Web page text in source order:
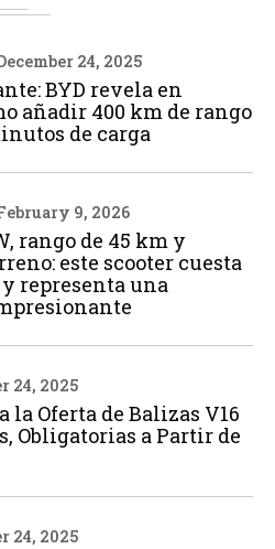
24, 2025
BYD revela en
añadir 400 km de rango
de carga
9, 2026
rango de 45 km y
este scooter cuesta
y representa una
24, 2025
la Oferta de Balizas V16
Obligatorias a Partir de
24, 2025